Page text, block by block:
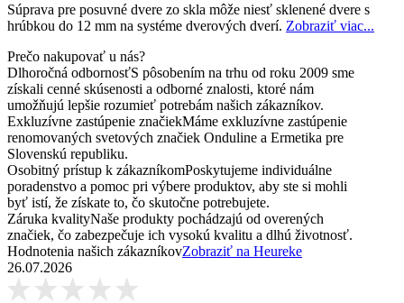
Súprava pre posuvné dvere zo skla môže niesť sklenené dvere s
hrúbkou do 12 mm na systéme dverových dverí. Zobraziť viac...
Prečo nakupovať u nás?
Dlhoročná odbornosťS pôsobením na trhu od roku 2009 sme
získali cenné skúsenosti a odborné znalosti, ktoré nám
umožňujú lepšie rozumieť potrebám našich zákazníkov.
Exkluzívne zastúpenie značiekMáme exkluzívne zastúpenie
renomovaných svetových značiek Onduline a Ermetika pre
Slovenskú republiku.
Osobitný prístup k zákazníkomPoskytujeme individuálne
poradenstvo a pomoc pri výbere produktov, aby ste si mohli
byť istí, že získate to, čo skutočne potrebujete.
Záruka kvalityNaše produkty pochádzajú od overených
značiek, čo zabezpečuje ich vysokú kvalitu a dlhú životnosť.
Hodnotenia našich zákazníkovZobraziť na Heureke
26.07.2026